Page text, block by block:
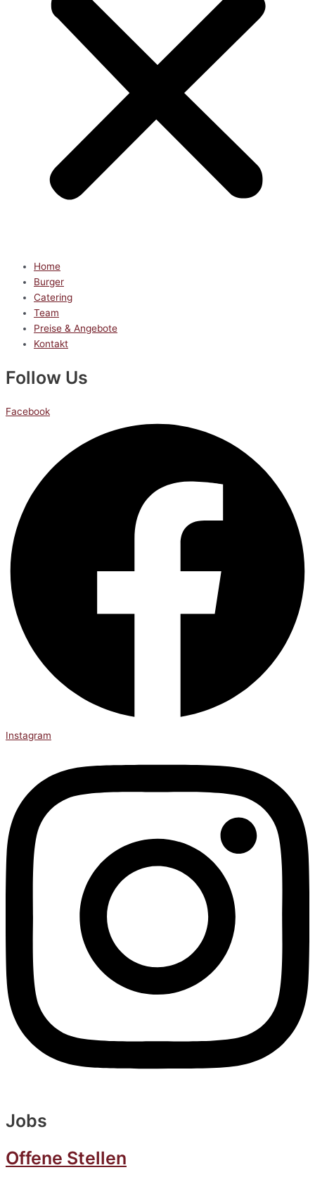
Home
Burger
Catering
Team
Preise & Angebote
Kontakt
Follow Us
Facebook
Instagram
Jobs
Offene Stellen